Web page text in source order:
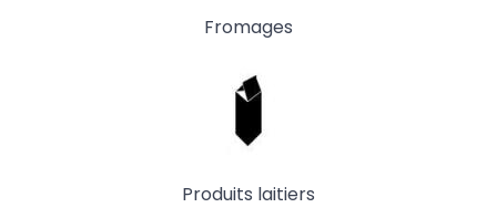
Fromages
Produits laitiers